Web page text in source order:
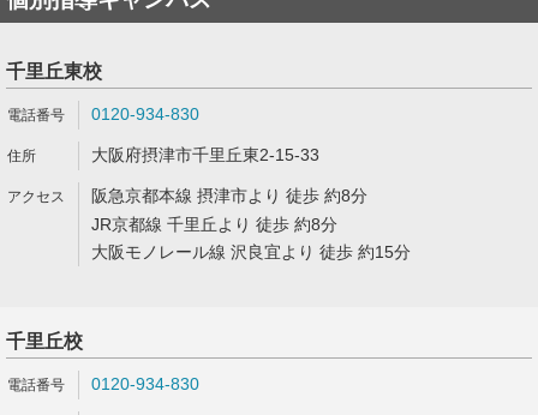
千里丘東校
0120-934-830
大阪府摂津市千里丘東2-15-33
阪急京都本線 摂津市より 徒歩 約8分
JR京都線 千里丘より 徒歩 約8分
大阪モノレール線 沢良宜より 徒歩 約15分
千里丘校
0120-934-830